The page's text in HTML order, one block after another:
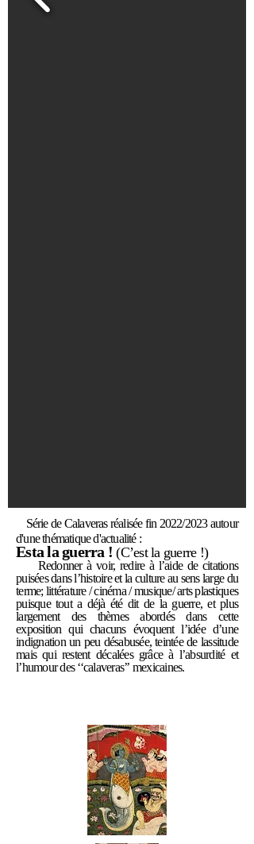
Série de Calaveras réalisée fin 2022/2023 autour
d'une thématique d'actualité :
Esta laguerra ! (C’est la guerre !)
Redonner à voir, redire à l’aide de citations
puisées dans l’histoire et la culture au sens large du
terme; littérature / cinéma / musique/ arts plastiques
puisque tout a déjà été dit de la guerre, et plus
largement des thèmes abordés dans cette
exposition qui chacuns évoquent l’idée d’une
indignation un peu désabusée, teintée de lassitude
mais qui restent décalées grâce à l’absurdité et
l’humour des ‘‘calaveras’’ mexicaines.